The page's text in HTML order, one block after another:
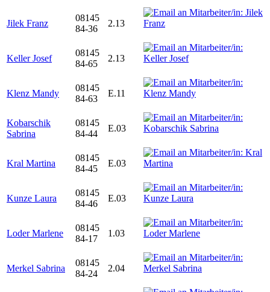
Jilek Franz
08145
84-36
2.13
Keller Josef
08145
84-65
2.13
Klenz Mandy
08145
84-63
E.11
Kobarschik
Sabrina
08145
84-44
E.03
Kral Martina
08145
84-45
E.03
Kunze Laura
08145
84-46
E.03
Loder Marlene
08145
84-17
1.03
Merkel Sabrina
08145
84-24
2.04